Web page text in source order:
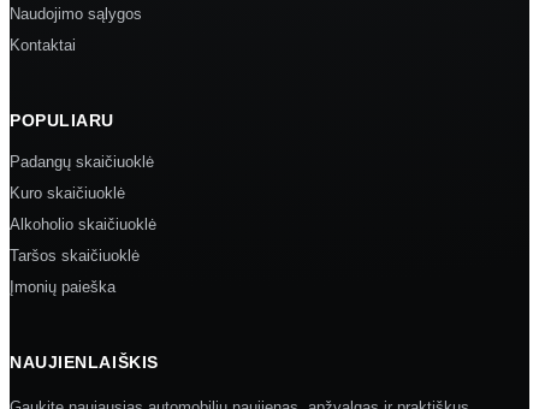
Naudojimo sąlygos
Kontaktai
POPULIARU
Padangų skaičiuoklė
Kuro skaičiuoklė
Alkoholio skaičiuoklė
Taršos skaičiuoklė
Įmonių paieška
NAUJIENLAIŠKIS